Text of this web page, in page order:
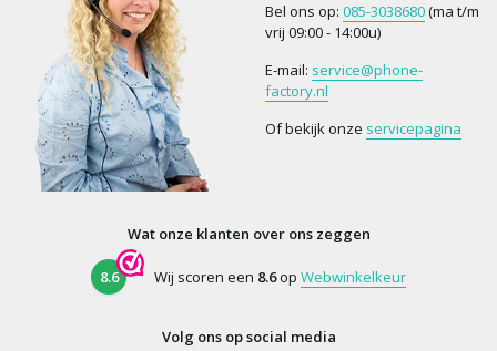
Bel ons op: 085-3038680(ma t/m
vrij 09:00 - 14:00u)
E-mail: service@phone-
factory.nl
Of bekijk onze servicepagina
Wat onze klanten over ons zeggen
8.6 Wij scoren een 8.6op Webwinkelkeur
Volg ons op social media